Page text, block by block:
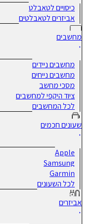
כיסויים לטאבלט
אביזרים לטאבלטים
מחשבים
מחשבים ניידים
מחשבים נייחים
מסכי מחשב
ציוד היקפי למחשבים
לכל המחשבים
שעונים חכמים
Apple
Samsung
Garmin
לכל השעונים
אביזרים